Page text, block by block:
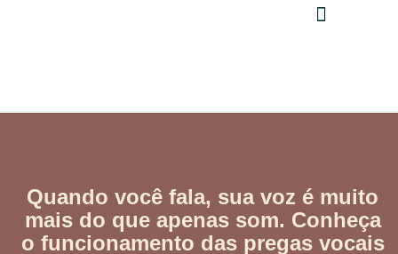
Quando você fala, sua voz é muito
mais do que apenas som. Conheça
o funcionamento das pregas vocais